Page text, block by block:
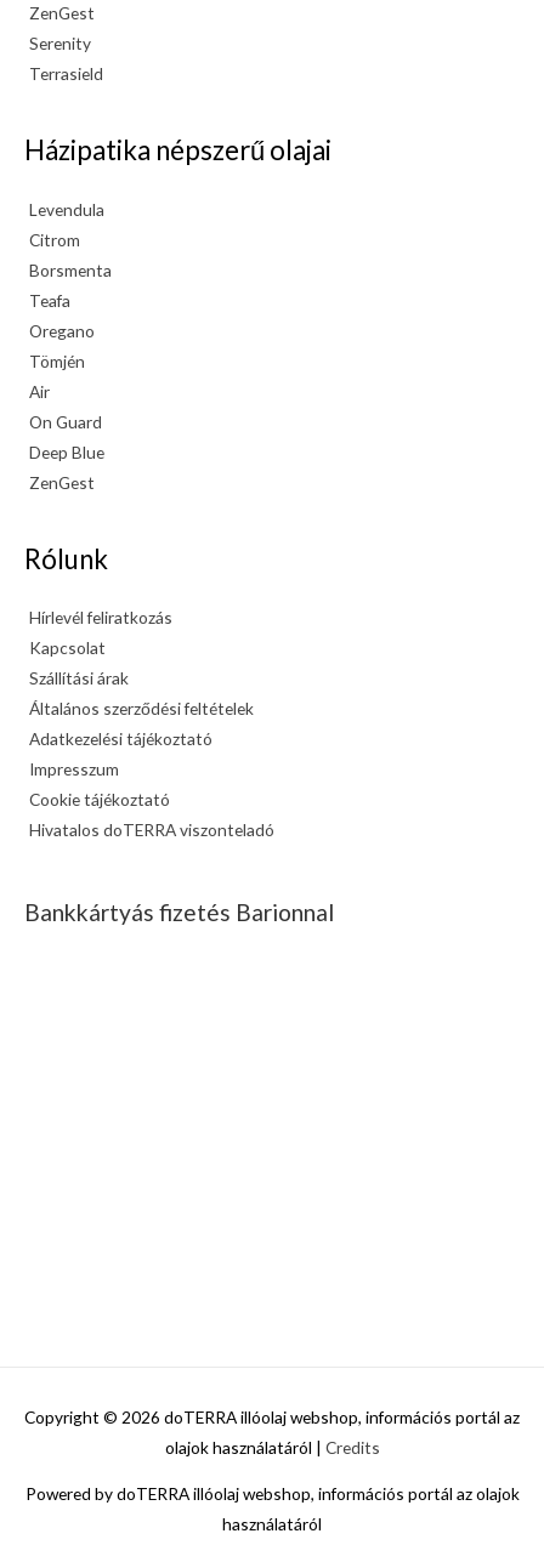
ZenGest
Serenity
Terrasield
Házipatika népszerű olajai
Levendula
Citrom
Borsmenta
Teafa
Oregano
Tömjén
Air
On Guard
Deep Blue
ZenGest
Rólunk
Hírlevél feliratkozás
Kapcsolat
Szállítási árak
Általános szerződési feltételek
Adatkezelési tájékoztató
Impresszum
Cookie tájékoztató
Hivatalos doTERRA viszonteladó
Bankkártyás fizetés Barionnal
Copyright © 2026 doTERRA illóolaj webshop, információs portál az
olajok használatáról | Credits
Powered bydoTERRA illóolaj webshop, információs portál az olajok
használatáról